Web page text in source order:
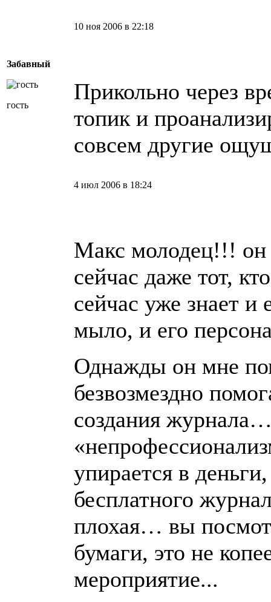
Забавный
гость
10 ноя 2006 в 22:18
Прикольно через
топик и
совсем другие
4 июл 2006 в 18:24
Макс молодец!!! он
сейчас даже тот,
сейчас уже знает и
мыло, и его
Однажды он мне
безвозмездно
создания
упирается в
бесплатного
плохая… вы
бумаги, это не
мероприятие...